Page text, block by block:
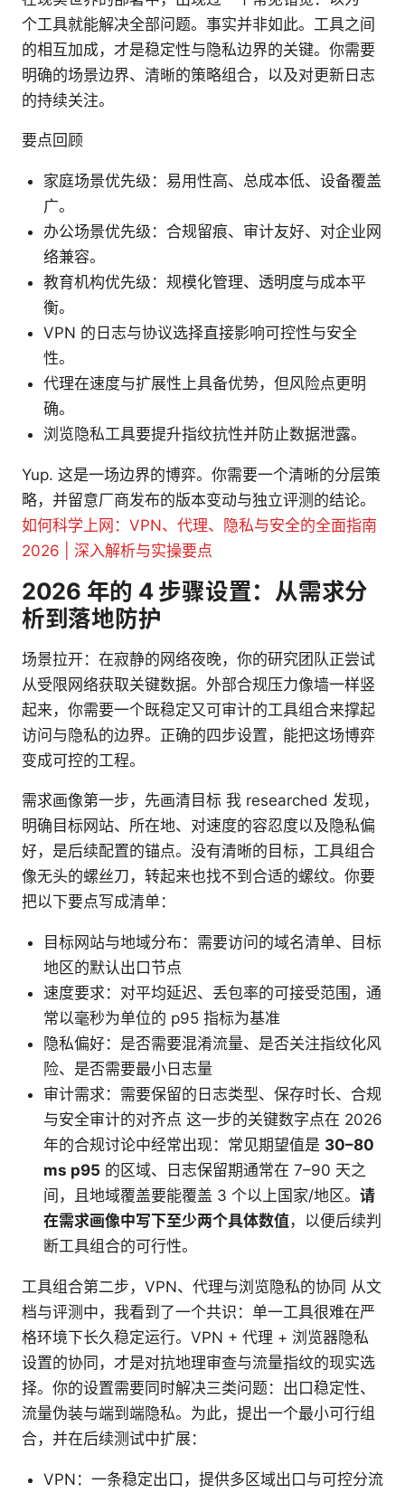
个工具就能解决全部问题。事实并非如此。工具之间
的相互加成，才是稳定性与隐私边界的关键。你需要
明确的场景边界、清晰的策略组合，以及对更新日志
的持续关注。
要点回顾
家庭场景优先级：易用性高、总成本低、设备覆盖
广。
办公场景优先级：合规留痕、审计友好、对企业网
络兼容。
教育机构优先级：规模化管理、透明度与成本平
衡。
VPN 的日志与协议选择直接影响可控性与安全
性。
代理在速度与扩展性上具备优势，但风险点更明
确。
浏览隐私工具要提升指纹抗性并防止数据泄露。
Yup. 这是一场边界的博弈。你需要一个清晰的分层策
略，并留意厂商发布的版本变动与独立评测的结论。
如何科学上网：VPN、代理、隐私与安全的全面指南
2026 | 深入解析与实操要点
2026 年的 4 步骤设置：从需求分
析到落地防护
场景拉开：在寂静的网络夜晚，你的研究团队正尝试
从受限网络获取关键数据。外部合规压力像墙一样竖
起来，你需要一个既稳定又可审计的工具组合来撑起
访问与隐私的边界。正确的四步设置，能把这场博弈
变成可控的工程。
需求画像第一步，先画清目标 我 researched 发现，
明确目标网站、所在地、对速度的容忍度以及隐私偏
好，是后续配置的锚点。没有清晰的目标，工具组合
像无头的螺丝刀，转起来也找不到合适的螺纹。你要
把以下要点写成清单：
目标网站与地域分布：需要访问的域名清单、目标
地区的默认出口节点
速度要求：对平均延迟、丢包率的可接受范围，通
常以毫秒为单位的 p95 指标为基准
隐私偏好：是否需要混淆流量、是否关注指纹化风
险、是否需要最小日志量
审计需求：需要保留的日志类型、保存时长、合规
与安全审计的对齐点 这一步的关键数字点在 2026
年的合规讨论中经常出现：常见期望值是 30–80
ms p95 的区域、日志保留期通常在 7–90 天之
间，且地域覆盖要能覆盖 3 个以上国家/地区。 请
在需求画像中写下至少两个具体数值 ，以便后续判
断工具组合的可行性。
工具组合第二步，VPN、代理与浏览隐私的协同 从文
档与评测中，我看到了一个共识：单一工具很难在严
格环境下长久稳定运行。VPN + 代理 + 浏览器隐私
设置的协同，才是对抗地理审查与流量指纹的现实选
择。你的设置需要同时解决三类问题：出口稳定性、
流量伪装与端到端隐私。为此，提出一个最小可行组
合，并在后续测试中扩展：
VPN：一条稳定出口，提供多区域出口与可控分流